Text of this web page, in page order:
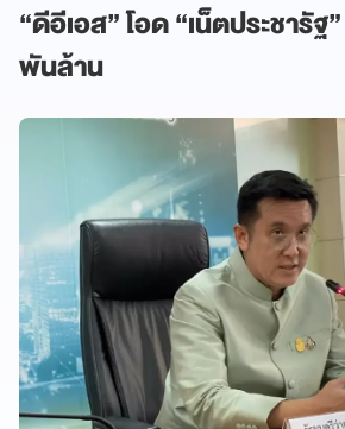
“ดีอีเอส” โอด “เน็ตประชารั
พันล้าน